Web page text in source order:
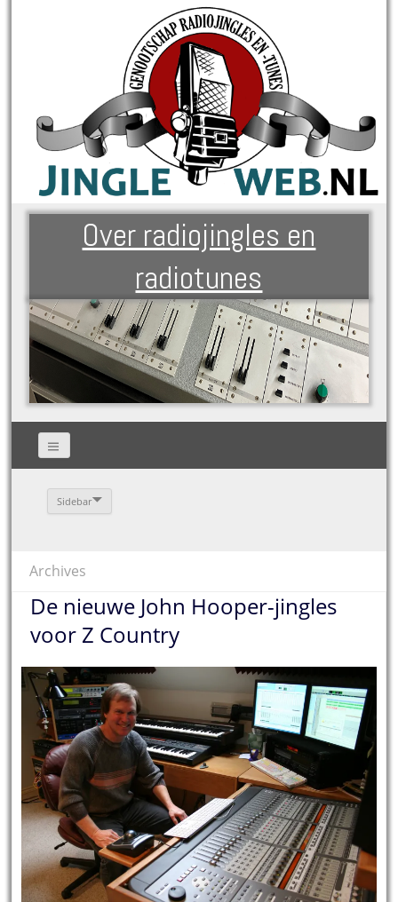
Over radiojingles en
radiotunes
Sidebar
Archives
De nieuwe John Hooper-jingles
voor Z Country